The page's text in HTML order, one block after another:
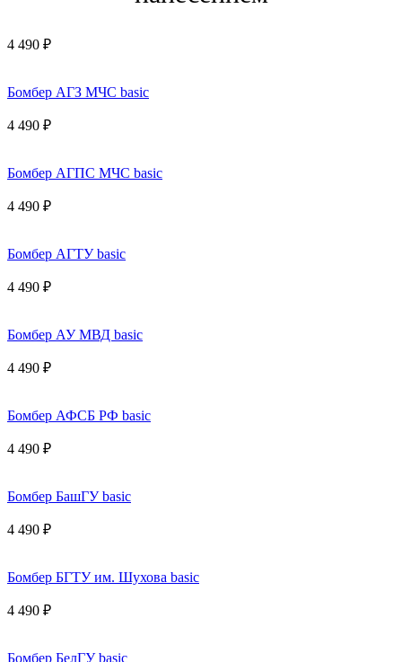
4 490 ₽
Бомбер АГЗ МЧС basic
4 490 ₽
Бомбер АГПС МЧС basic
4 490 ₽
Бомбер АГТУ basic
4 490 ₽
Бомбер АУ МВД basic
4 490 ₽
Бомбер АФСБ РФ basic
4 490 ₽
Бомбер БашГУ basic
4 490 ₽
Бомбер БГТУ им. Шухова basic
4 490 ₽
Бомбер БелГУ basic